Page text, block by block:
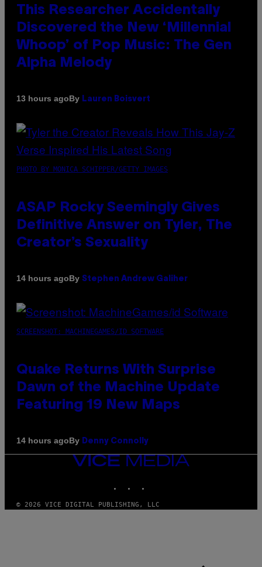
This Researcher Accidentally
Discovered the New ‘Millennial
Whoop’ of Pop Music: The Gen
Alpha Melody
13 hours agoBy Lauren Boisvert
PHOTO BY MONICA SCHIPPER/GETTY IMAGES
ASAP Rocky Seemingly Gives
Definitive Answer on Tyler, The
Creator’s Sexuality
14 hours agoBy Stephen Andrew Galiher
SCREENSHOT: MACHINEGAMES/ID SOFTWARE
Quake Returns With Surprise
Dawn of the Machine Update
Featuring 19 New Maps
14 hours agoBy Denny Connolly
VICE
MEDIA
© 2026 VICE DIGITAL PUBLISHING, LLC